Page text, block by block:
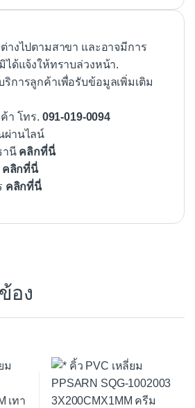
างไปตามสาขา และอาจมีการ
ได้แจ้งให้ทราบล่วงหน้า.
การลูกค้าเพื่อรับข้อมูลเพิ่มเติม
า โทร. 091-019-0094
ผ่านไลน์
านี คลิกที่นี่
คลิกที่นี่
คลิกที่นี่
อง